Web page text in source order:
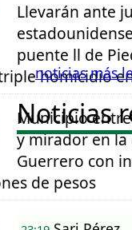
Llevarán ante
puente ll de
homicidio
Municipio
y mirador en la
Guerrero con
de pesos
Retiran visas
noticias más
Noticias